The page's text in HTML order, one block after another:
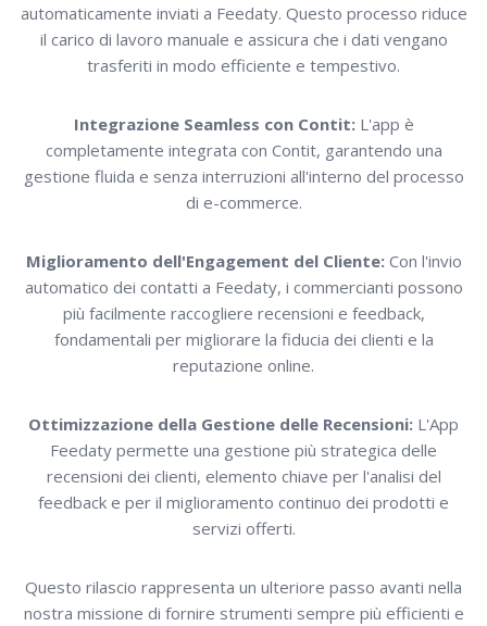
automaticamente inviati a Feedaty. Questo processo riduce
il carico di lavoro manuale e assicura che i dati vengano
trasferiti in modo efficiente e tempestivo.
Integrazione Seamless con Contit:L'app è
completamente integrata con Contit, garantendo una
gestione fluida e senza interruzioni all'interno del processo
di e-commerce.
Miglioramento dell'Engagement del Cliente:Con l'invio
automatico dei contatti a Feedaty, i commercianti possono
più facilmente raccogliere recensioni e feedback,
fondamentali per migliorare la fiducia dei clienti e la
reputazione online.
Ottimizzazione della Gestione delle Recensioni: L'App
Feedaty permette una gestione più strategica delle
recensioni dei clienti, elemento chiave per l'analisi del
feedback e per il miglioramento continuo dei prodotti e
servizi offerti.
Questo rilascio rappresenta un ulteriore passo avanti nella
nostra missione di fornire strumenti sempre più efficienti e